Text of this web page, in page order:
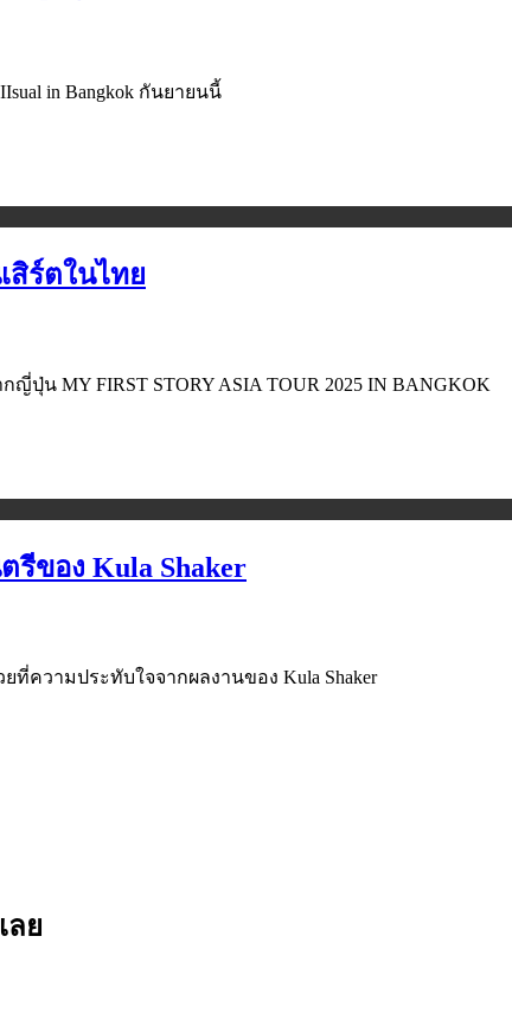
in Bangkok กันยายนนี้
สิร์ตในไทย
ปุ่น MY FIRST STORY ASIA TOUR 2025 IN BANGKOK
ของ Kula Shaker
ที่ความประทับใจจากผลงานของ Kula Shaker
ลย